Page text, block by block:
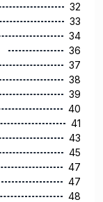
32
33
34
36
37
38
39
40
41
43
45
47
47
48